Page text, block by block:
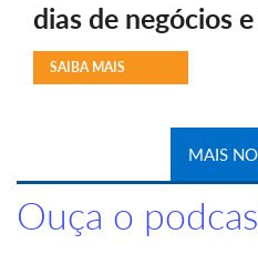
dias de negócios
SAIBA MAIS
MAIS
Ouça o